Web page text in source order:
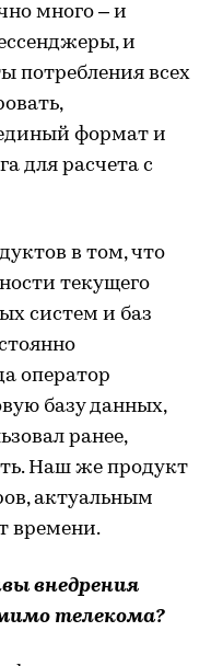
много – и
и
потребления всех
формат и
для расчета с
в том, что
текущего
систем и баз
оператор
базу данных,
ранее,
Наш же продукт
актуальным
времени.
внедрения
телекома?